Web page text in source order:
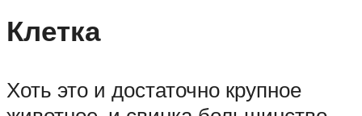
Клетка
Хоть это и достаточно крупное